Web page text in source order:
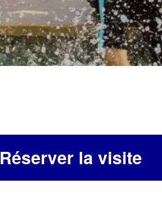
Réserver la visite